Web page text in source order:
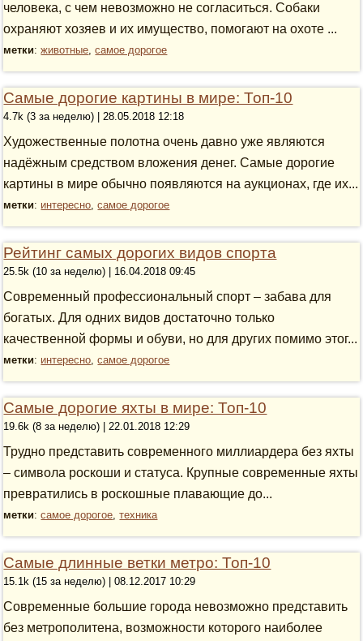
человека, с чем невозможно не согласиться. Собаки
охраняют хозяев и их имущество, помогают на охоте ...
метки:животные,самое дорогое
Самые дорогие картины в мире: Топ-10
4.7k (3 за неделю) | 28.05.2018 12:18
Художественные полотна очень давно уже являются
надёжным средством вложения денег. Самые дорогие
картины в мире обычно появляются на аукционах, где их...
метки: интересно,самое дорогое
Рейтинг самых дорогих видов спорта
25.5k (10 за неделю) | 16.04.2018 09:45
Современный профессиональный спорт – забава для
богатых. Для одних видов достаточно только
качественной формы и обуви, но для других помимо этог...
метки: интересно,самое дорогое
Самые дорогие яхты в мире: Топ-10
19.6k (8 за неделю) | 22.01.2018 12:29
Трудно представить современного миллиардера без яхты
– символа роскоши и статуса. Крупные современные яхты
превратились в роскошные плавающие до...
метки:самое дорогое,техника
Самые длинные ветки метро: Топ-10
15.1k (15 за неделю) | 08.12.2017 10:29
Современные большие города невозможно представить
без метрополитена, возможности которого наиболее